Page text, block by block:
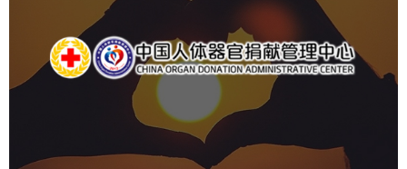
中国人体器官捐献管理中心
国企 品牌官网 网站建设